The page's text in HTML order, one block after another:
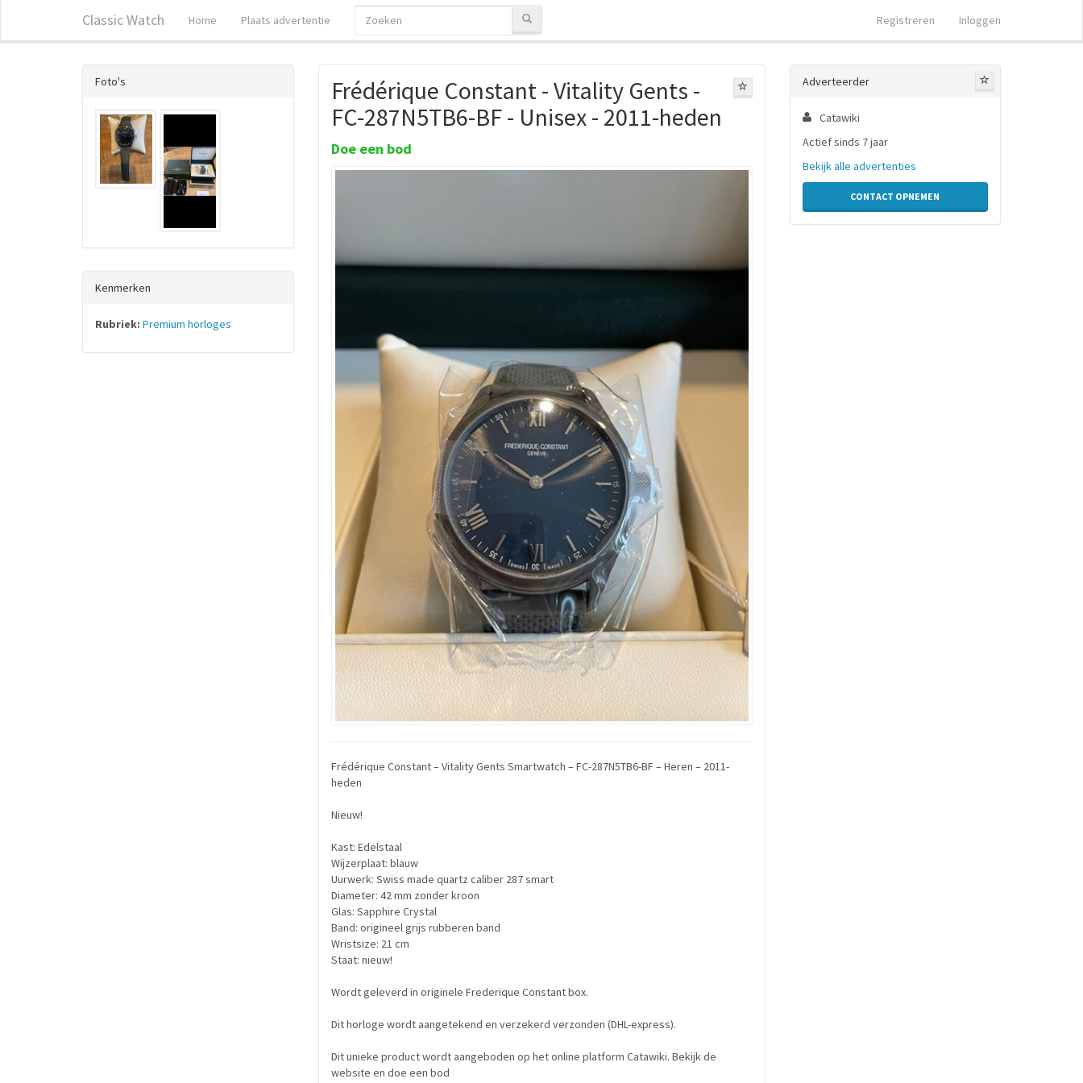
Classic Watch Home Plaats advertentie Registreren Inloggen
Frédérique Constant - Vitality Gents -
FC-287N5TB6-BF - Unisex - 2011-heden
Doe een bod
Frédérique Constant – Vitality Gents Smartwatch – FC-287N5TB6-BF – Heren – 2011-
heden
Nieuw!
Kast: Edelstaal
Wijzerplaat: blauw
Uurwerk: Swiss made quartz caliber 287 smart
Diameter: 42 mm zonder kroon
Glas: Sapphire Crystal
Band: origineel grijs rubberen band
Wristsize: 21 cm
Staat: nieuw!
Wordt geleverd in originele Frederique Constant box.
Dit horloge wordt aangetekend en verzekerd verzonden (DHL-express).
Dit unieke product wordt aangeboden op het online platform Catawiki. Bekijk de
website en doe een bod
Foto's
Kenmerken
Rubriek: Premium horloges
Adverteerder
Catawiki
Actief sinds 7 jaar
Bekijk alle advertenties
CONTACT OPNEMEN